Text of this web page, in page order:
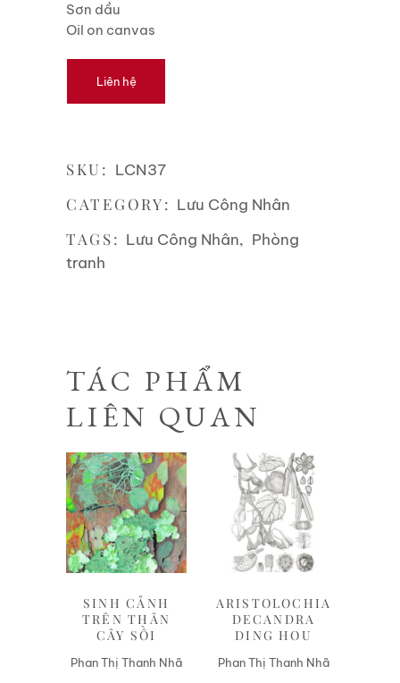
Sơn dầu
Oil on canvas
Liên hệ
SKU: LCN37
CATEGORY: Lưu Công Nhân
TAGS: Lưu Công Nhân, Phòng
tranh
TÁC PHẨM
LIÊN QUAN
Liên hệ
SINH CẢNH
TRÊN THÂN
CÂY SỒI
Phan Thị Thanh Nhã
Liên hệ
ARISTOLOCHIA
DECANDRA
DING HOU
Phan Thị Thanh Nhã